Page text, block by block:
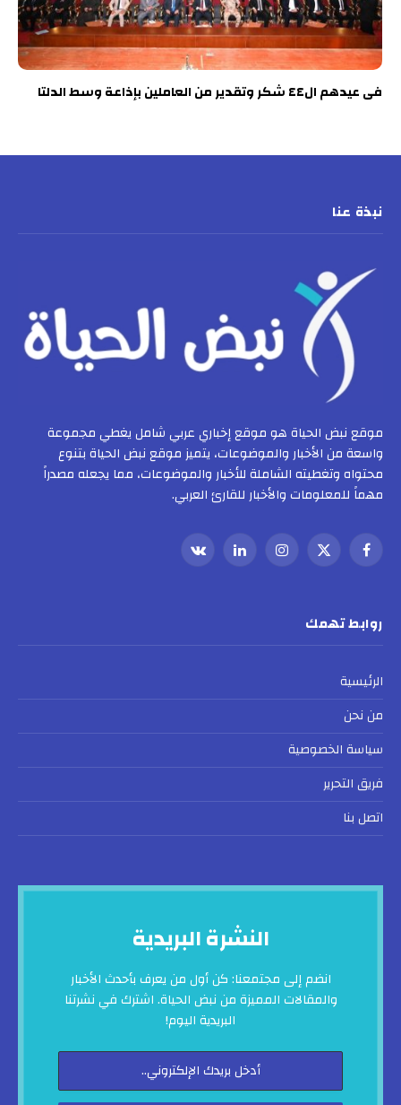
فى عيدهم ال٤٤ شكر وتقدير من العاملين بإذاعة وسط الدلتا
نبذة عنا
موقع نبض الحياة هو موقع إخباري عربي شامل يغطي مجموعة
واسعة من الأخبار والموضوعات، يتميز موقع نبض الحياة بتنوع
محتواه وتغطيته الشاملة للأخبار والموضوعات، مما يجعله مصدراً
مهماً للمعلومات والأخبار للقارئ العربي.
فيسبوك
X
الانستغراملينكدإنVKontakte
روابط تهمك
الرئيسية
من نحن
سياسة الخصوصية
فريق التحرير
اتصل بنا
النشرة البريدية
انضم إلى مجتمعنا: كن أول من يعرف بأحدث الأخبار
والمقالات المميزة من نبض الحياة. اشترك في نشرتنا
البريدية اليوم!